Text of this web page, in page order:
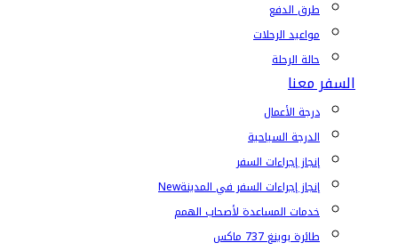
طرق الدفع
مواعيد الرحلات
حالة الرحلة
السفر معنا
درجة الأعمال
الدرجة السياحية
إنجاز إجراءات السفر
إنجاز إجراءات السفر في المدينةNew
خدمات المساعدة لأصحاب الهمم
طائرة بوينغ 737 ماكس